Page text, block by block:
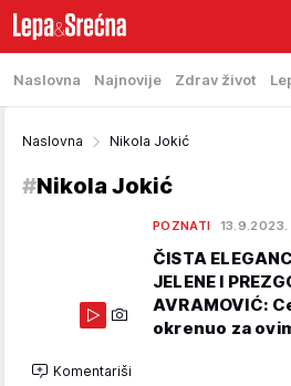
Naslovna Najnovije Zdrav život
Naslovna Nikola Jokić
#Nikola Jokić
POZNATI 13.9.2023.
ČISTA
JELENE I
AVRAMOVIĆ:
okrenuo za
Komentariši